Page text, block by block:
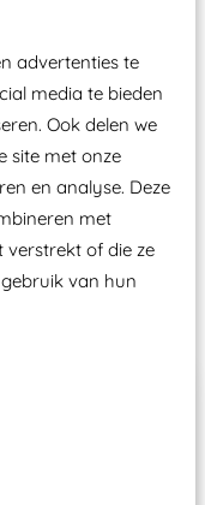
advertenties te
media te bieden
Ook delen we
site met onze
en analyse. Deze
met
verstrekt of die ze
van hun
en
Nederlands
keuren zodat
Attractie- en